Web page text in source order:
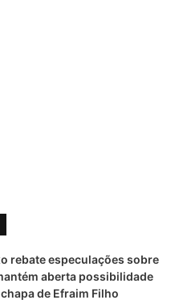
rebate especulações sobre
aberta possibilidade
de Efraim Filho